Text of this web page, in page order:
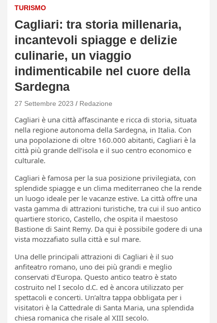
TURISMO
Cagliari: tra storia millenaria,
incantevoli spiagge e delizie
culinarie, un viaggio
indimenticabile nel cuore della
Sardegna
27 Settembre 2023 Redazione
Cagliari è una città affascinante e ricca di storia, situata
nella regione autonoma della Sardegna, in Italia. Con
una popolazione di oltre 160.000 abitanti, Cagliari è la
città più grande dell’isola e il suo centro economico e
culturale.
Cagliari è famosa per la sua posizione privilegiata, con
splendide spiagge e un clima mediterraneo che la rende
un luogo ideale per le vacanze estive. La città offre una
vasta gamma di attrazioni turistiche, tra cui il suo antico
quartiere storico, Castello, che ospita il maestoso
Bastione di Saint Remy. Da qui è possibile godere di una
vista mozzafiato sulla città e sul mare.
Una delle principali attrazioni di Cagliari è il suo
anfiteatro romano, uno dei più grandi e meglio
conservati d’Europa. Questo antico teatro è stato
costruito nel I secolo d.C. ed è ancora utilizzato per
spettacoli e concerti. Un’altra tappa obbligata per i
visitatori è la Cattedrale di Santa Maria, una splendida
chiesa romanica che risale al XIII secolo.